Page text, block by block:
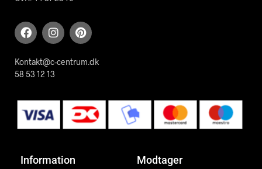
Kontakt@c-centrum.dk
58 53 12 13
Information Modtager